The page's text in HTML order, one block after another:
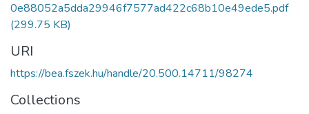
0e88052a5dda29946f7577ad422c68b10e49ede5.pdf
(299.75 KB)
URI
https://bea.fszek.hu/handle/20.500.14711/98274
Collections